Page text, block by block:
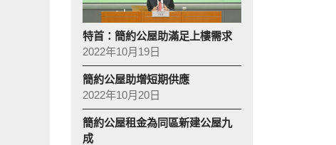
特首：簡約公屋助滿足上樓需求
2022年10月19日
簡約公屋助增短期供應
2022年10月20日
簡約公屋租金為同區新建公屋九
成